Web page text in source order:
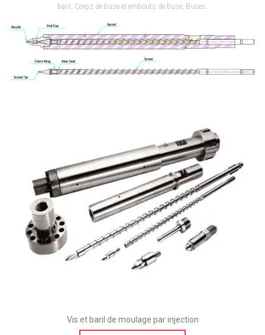
baril, Corps de buse et embouts de buse, Buses.
Vis et baril de moulage par injection